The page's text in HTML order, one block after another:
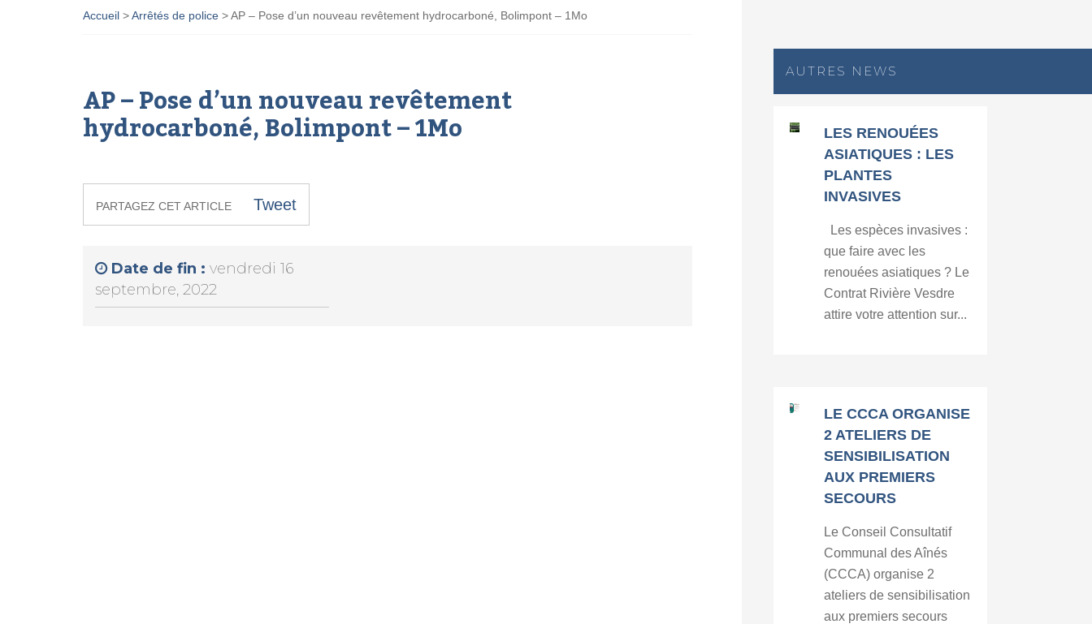
Accueil >Arrêtés de police >AP – Pose d’un nouveau revêtement hydrocarboné, Bolimpont – 1Mo
AP – Pose d’un nouveau revêtement
hydrocarboné, Bolimpont – 1Mo
PARTAGEZ CET ARTICLE Tweet
Date de fin : vendredi 16
septembre, 2022
AUTRES NEWS
LES RENOUÉES
ASIATIQUES : LES
PLANTES
INVASIVES
Les espèces invasives :
que faire avec les
renouées asiatiques ? Le
Contrat Rivière Vesdre
attire votre attention sur...
LE CCCA ORGANISE
2 ATELIERS DE
SENSIBILISATION
AUX PREMIERS
SECOURS
Le Conseil Consultatif
Communal des Aînés
(CCCA) organise 2
ateliers de sensibilisation
aux premiers secours